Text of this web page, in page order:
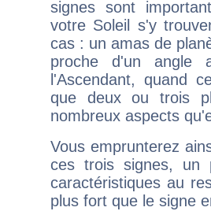
signes sont
votre Soleil s'y
cas : un amas de
proche d'un
l'Ascendant, quand
que deux ou trois
nombreux aspects
Vous emprunterez
ces trois signes, un
caractéristiques au
plus fort que le signe